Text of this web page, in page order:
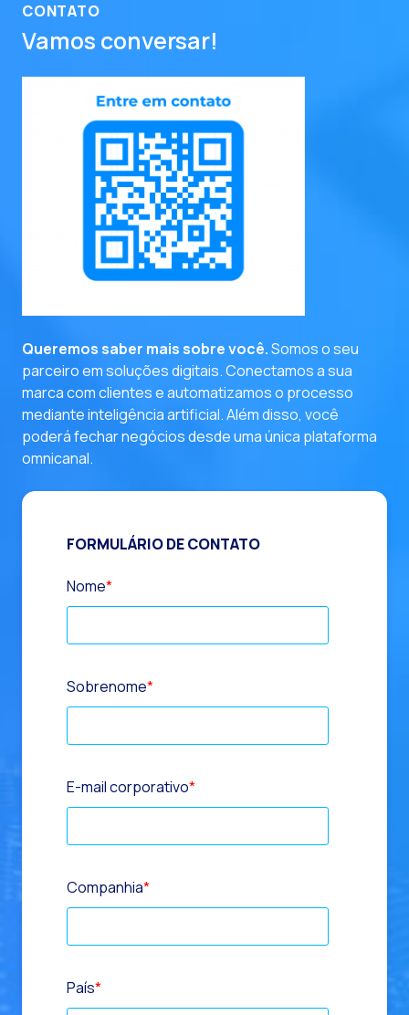
CONTATO
Vamos conversar!
Queremos saber mais sobre você.Somos o seu
parceiro em soluções digitais. Conectamos a sua
marca com clientes e automatizamos o processo
mediante inteligência artificial. Além disso, você
poderá fechar negócios desde uma única plataforma
omnicanal.
FORMULÁRIO DE CONTATO
Nome*
Sobrenome*
E-mail corporativo*
Companhia*
País*